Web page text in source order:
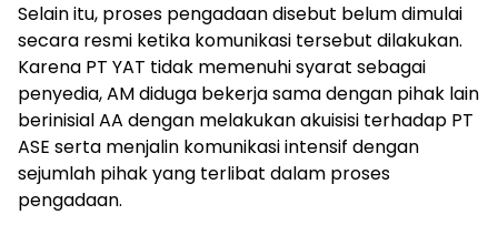
Selain itu, proses pengadaan disebut belum dimulai
secara resmi ketika komunikasi tersebut dilakukan.
Karena PT YAT tidak memenuhi syarat sebagai
penyedia, AM diduga bekerja sama dengan pihak lain
berinisial AA dengan melakukan akuisisi terhadap PT
ASE serta menjalin komunikasi intensif dengan
sejumlah pihak yang terlibat dalam proses
pengadaan.